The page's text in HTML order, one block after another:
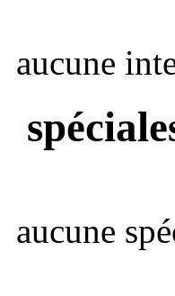
aucune
aucune